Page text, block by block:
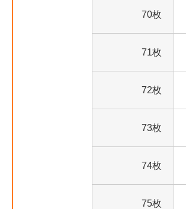
70枚
71枚
72枚
73枚
74枚
75枚